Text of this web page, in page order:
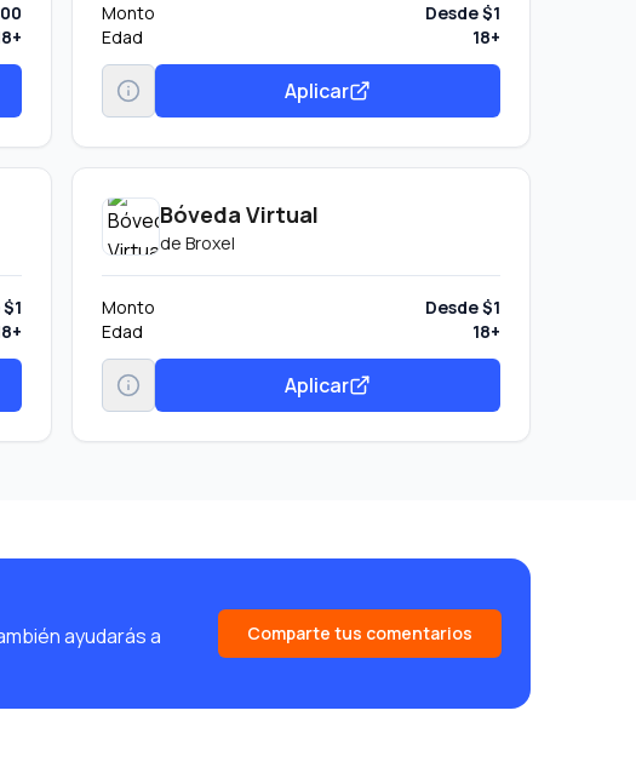
Monto
Desde $1
Edad
18+
Aplicar
Bóveda Virtual
de Broxel
Monto
Desde $1
Edad
18+
Aplicar
ayudarás a
Comparte tus comentarios